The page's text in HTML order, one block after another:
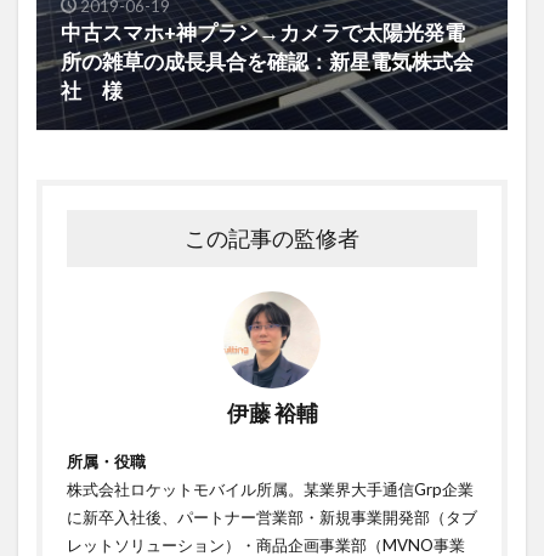
2019-06-19
中古スマホ+神プラン→カメラで太陽光発電
所の雑草の成長具合を確認：新星電気株式会
社 様
この記事の監修者
伊藤 裕輔
所属・役職
株式会社ロケットモバイル所属。某業界大手通信Grp企業
に新卒入社後、パートナー営業部・新規事業開発部（タブ
レットソリューション）・商品企画事業部（MVNO事業